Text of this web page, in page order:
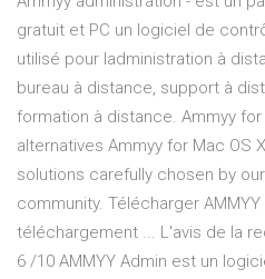
gratuit et PC un logiciel de
utilisé pour ladministration à
bureau à distance, support à
formation à distance. Ammyy
alternatives Ammyy for Mac OS
solutions carefully chosen by
community. Télécharger
téléchargement ... L'avis de la
6 /10 AMMYY Admin est un